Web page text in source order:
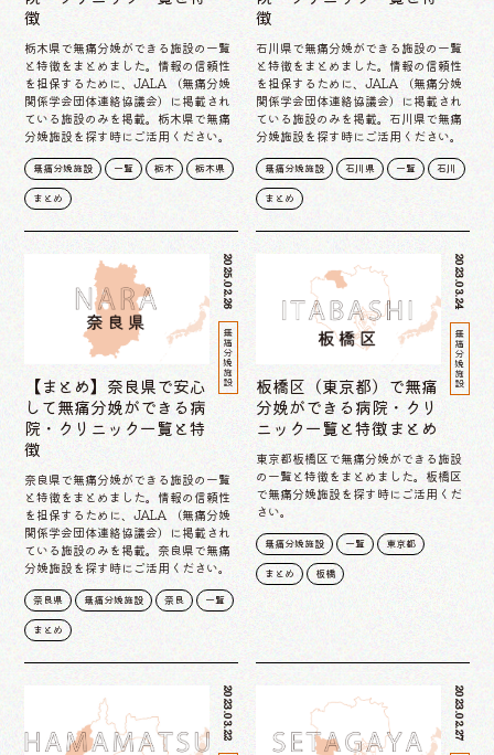
徴
栃木県で無痛分娩ができる施設の一覧
と特徴をまとめました。情報の信頼性
を担保するために、JALA （無痛分娩
関係学会団体連絡協議会）に掲載され
ている施設のみを掲載。栃木県で無痛
分娩施設を探す時にご活用ください。
無痛分娩施設 一覧 栃木 栃木県
まとめ
徴
石川県で無痛分娩ができる施設の一覧
と特徴をまとめました。情報の信頼性
を担保するために、JALA （無痛分娩
関係学会団体連絡協議会）に掲載され
ている施設のみを掲載。石川県で無痛
分娩施設を探す時にご活用ください。
無痛分娩施設 石川県 一覧 石川
まとめ
2025.02.26
無痛分娩施設
【まとめ】奈良県で安心
して無痛分娩ができる病
院・クリニック一覧と特
徴
奈良県で無痛分娩ができる施設の一覧
と特徴をまとめました。情報の信頼性
を担保するために、JALA （無痛分娩
関係学会団体連絡協議会）に掲載され
ている施設のみを掲載。奈良県で無痛
分娩施設を探す時にご活用ください。
奈良県 無痛分娩施設 奈良 一覧
まとめ
2023.03.24
無痛分娩施設
板橋区（東京都）で無痛
分娩ができる病院・クリ
ニック一覧と特徴まとめ
東京都板橋区で無痛分娩ができる施設
の一覧と特徴をまとめました。板橋区
で無痛分娩施設を探す時にご活用くだ
さい。
無痛分娩施設 一覧 東京都
まとめ 板橋
2023.03.22 2023.02.27